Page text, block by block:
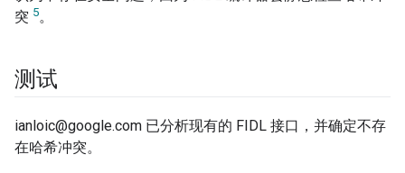
突 5。
测试
ianloic@google.com 已分析现有的 FIDL 接口，并确定不存
在哈希冲突。